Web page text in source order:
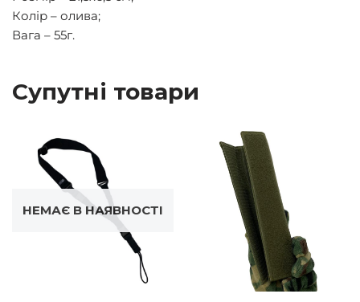
Колір – олива;
Вага – 55г.
Супутні товари
НЕМАЄ В НАЯВНОСТІ